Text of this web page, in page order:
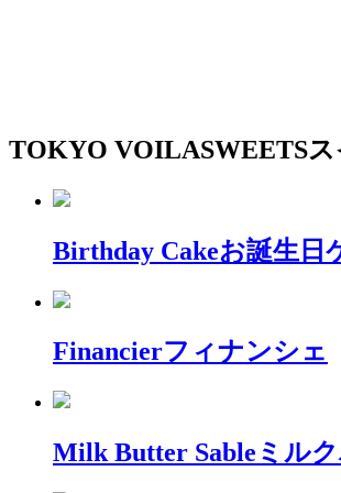
TOKYO VOILASWEETS
Birthday Cakeお誕生日
Financierフィナンシェ
Milk Butter Sable ミル